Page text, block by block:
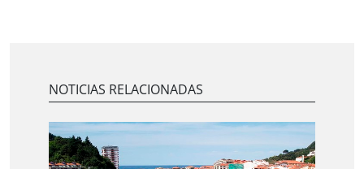
NOTICIAS RELACIONADAS